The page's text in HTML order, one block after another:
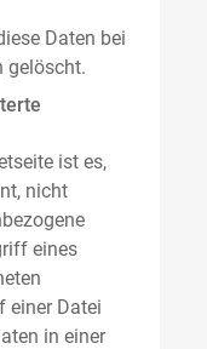
Daten bei
gelöscht.
ist es,
nicht
eines
einer Datei
in einer